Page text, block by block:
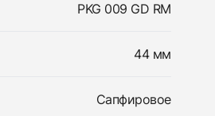
PKG 009 GD RM
44 мм
Сапфировое